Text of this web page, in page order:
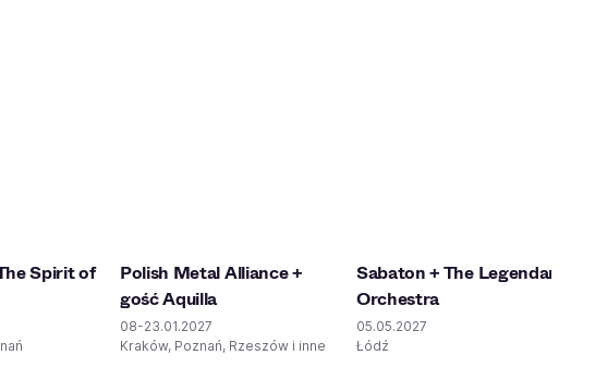
Spirit of
Polish Metal Alliance +
gość Aquilla
08-23.01.2027
Kraków, Poznań, Rzeszów i inne
Sabaton + The Legendary
Orchestra
05.05.2027
Łódź